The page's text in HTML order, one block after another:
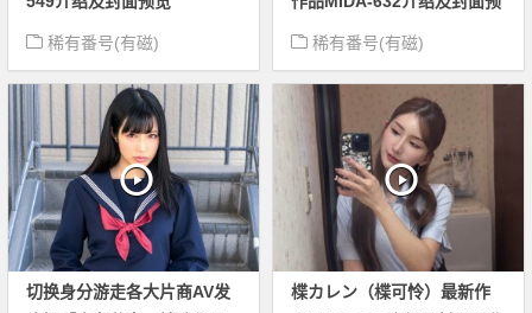
稀有番号(有磁)
览
稀有番号(有磁)
切换身分游走各大片商AV发
楪カレン（楪可怜）最新作